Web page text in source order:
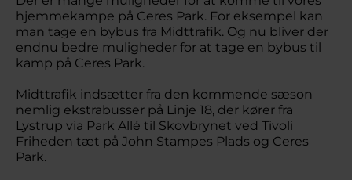
hjemmekampe på Ceres Park. For eksempel kan
man tage en bybus fra Midttrafik. Og nu bliver der
endnu bedre muligheder for at tage en bybus til
kamp på Ceres Park.
Midttrafik indsætter fra den kommende sæson
nemlig ekstrabusser på Linje 18, der kører fra
Lystrup via Park Allé til Skovbrynet ved Tivoli
Friheden tæt på John Stampes Plads og Ceres
Park.